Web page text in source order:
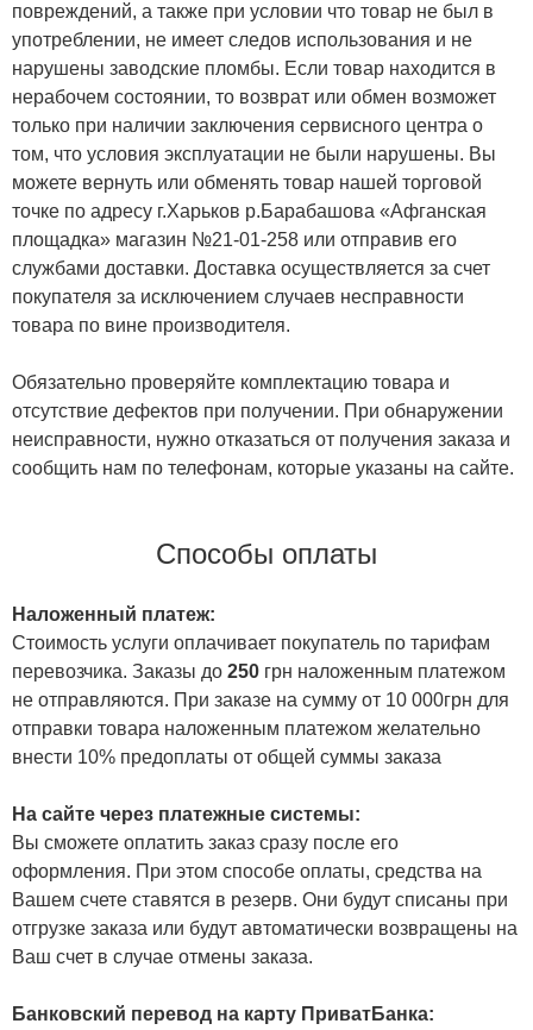
повреждений, а также при условии что товар не был в
употреблении, не имеет следов использования и не
нарушены заводские пломбы. Если товар находится в
нерабочем состоянии, то возврат или обмен возможет
только при наличии заключения сервисного центра о
том, что условия эксплуатации не были нарушены. Вы
можете вернуть или обменять товар нашей торговой
точке по адресу г.Харьков р.Барабашова «Афганская
площадка» магазин №21-01-258 или отправив его
службами доставки. Доставка осуществляется за счет
покупателя за исключением случаев несправности
товара по вине производителя.
Обязательно проверяйте комплектацию товара и
отсутствие дефектов при получении. При обнаружении
неисправности, нужно отказаться от получения заказа и
сообщить нам по телефонам, которые указаны на сайте.
Способы оплаты
Наложенный платеж:
Стоимость услуги оплачивает покупатель по тарифам
перевозчика. Заказы до 250 грн наложенным платежом
не отправляются. При заказе на сумму от 10 000грн для
отправки товара наложенным платежом желательно
внести 10% предоплаты от общей суммы заказа
На сайте через платежные системы:
Вы сможете оплатить заказ сразу после его
оформления. При этом способе оплаты, средства на
Вашем счете ставятся в резерв. Они будут списаны при
отгрузке заказа или будут автоматически возвращены на
Ваш счет в случае отмены заказа.
Банковский перевод на карту ПриватБанка: